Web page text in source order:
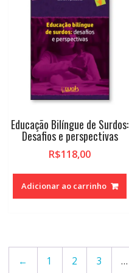
Educação Bilíngue de Surdos:
Desafios e perspectivas
R$118,00
Adicionar ao carrinho
← 1 2 3 …